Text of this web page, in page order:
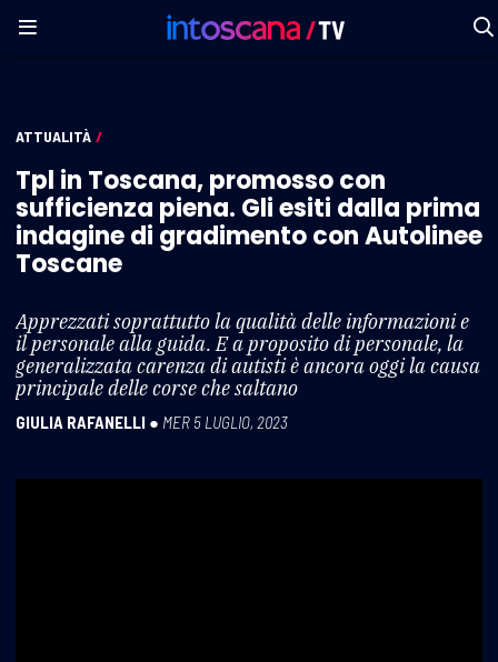
ATTUALITÀ /
Tpl in Toscana, promosso con
sufficienza piena. Gli esiti dalla prima
indagine di gradimento con Autolinee
Toscane
Apprezzati soprattutto la qualità delle informazioni e
il personale alla guida. E a proposito di personale, la
generalizzata carenza di autisti è ancora oggi la causa
principale delle corse che saltano
GIULIA RAFANELLI ● MER 5 LUGLIO, 2023